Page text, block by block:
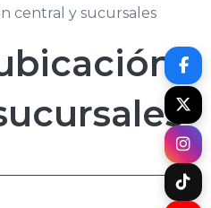
central y sucursales